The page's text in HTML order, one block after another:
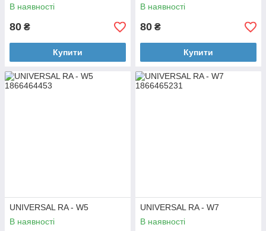
В наявності
80 ₴
Купити
В наявності
80 ₴
Купити
UNIVERSAL RA - W5
В наявності
UNIVERSAL RA - W7
В наявності